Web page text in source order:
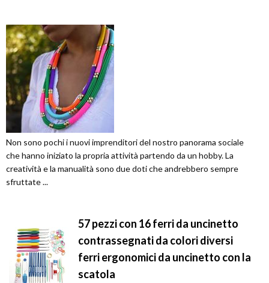
Non sono pochi i nuovi imprenditori del nostro panorama sociale
che hanno iniziato la propria attività partendo da un hobby. La
creatività e la manualità sono due doti che andrebbero sempre
sfruttate ...
57 pezzi con 16 ferri da uncinetto
contrassegnati da colori diversi
ferri ergonomici da uncinetto con la
scatola